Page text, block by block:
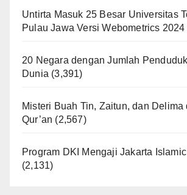
Untirta Masuk 25 Besar Universitas
Pulau Jawa Versi Webometrics 2024
20 Negara dengan Jumlah
Dunia (3,391)
Misteri Buah Tin, Zaitun, dan Delima
Qur’an (2,567)
Program DKI Mengaji Jakarta
(2,131)